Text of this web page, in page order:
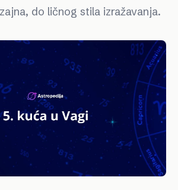
do ličnog stila izražavanja.